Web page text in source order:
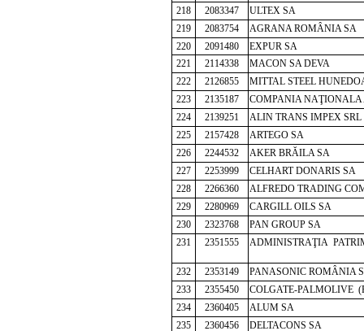
218
2083347
ULTEX SA
219
2083754
AGRANA ROMÂNIA SA
220
2091480
EXPUR SA
221
2114338
MACON SA DEVA
222
2126855
MITTAL STEEL
223
2135187
COMPANIA NAŢIONALA
224
2139251
ALIN TRANS IMPEX SRL
225
2157428
ARTEGO SA
226
2244532
AKER BRĂILA SA
227
2253999
CELHART DONARIS SA
228
2266360
ALFREDO TRADING
229
2280969
CARGILL OILS SA
230
2323768
PAN GROUP SA
231
2351555 ADMINISTRAŢIA
232 2353149
PANASONIC ROMÂNIA
233
2355450
COLGATE-PALMOLIVE
234
2360405
ALUM SA
235
2360456 DELTACONS SA